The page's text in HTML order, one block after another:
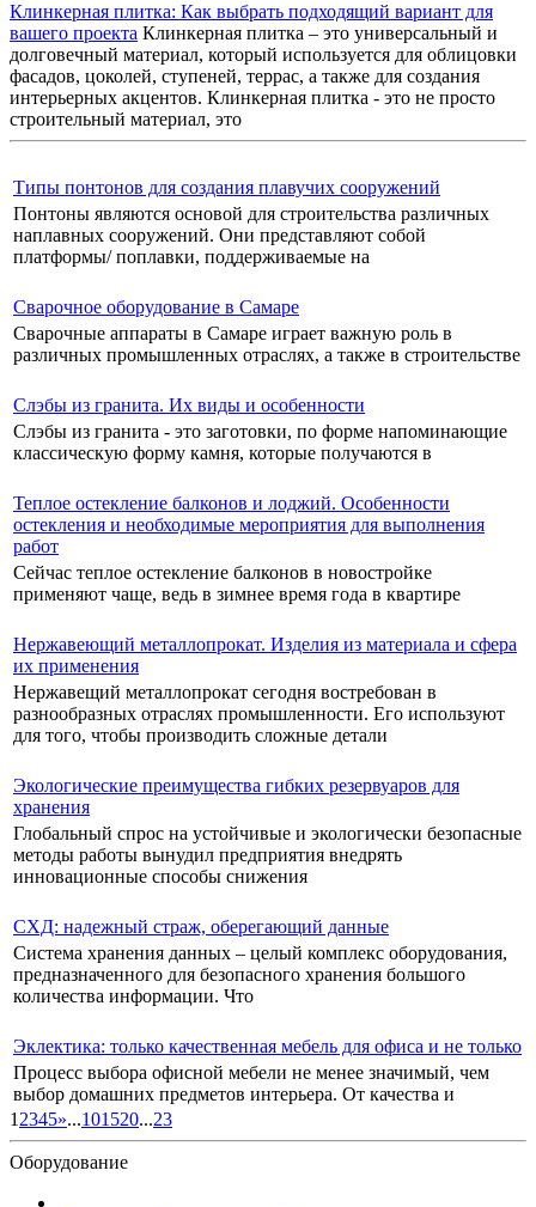
Клинкерная плитка: Как выбрать подходящий вариант для
вашего проекта Клинкерная плитка – это универсальный и
долговечный материал, который используется для облицовки
фасадов, цоколей, ступеней, террас, а также для создания
интерьерных акцентов. Клинкерная плитка - это не просто
строительный материал, это
Типы понтонов для создания плавучих сооружений
Понтоны являются основой для строительства различных
наплавных сооружений. Они представляют собой
платформы/ поплавки, поддерживаемые на
Сварочное оборудование в Самаре
Сварочные аппараты в Самаре играет важную роль в
различных промышленных отраслях, а также в строительстве
Слэбы из гранита. Их виды и особенности
Слэбы из гранита - это заготовки, по форме напоминающие
классическую форму камня, которые получаются в
Теплое остекление балконов и лоджий. Особенности
остекления и необходимые мероприятия для выполнения
работ
Сейчас теплое остекление балконов в новостройке
применяют чаще, ведь в зимнее время года в квартире
Нержавеющий металлопрокат. Изделия из материала и сфера
их применения
Нержавещий металлопрокат сегодня востребован в
разнообразных отраслях промышленности. Его используют
для того, чтобы производить сложные детали
Экологические преимущества гибких резервуаров для
хранения
Глобальный спрос на устойчивые и экологически безопасные
методы работы вынудил предприятия внедрять
инновационные способы снижения
СХД: надежный страж, оберегающий данные
Система хранения данных – целый комплекс оборудования,
предназначенного для безопасного хранения большого
количества информации. Что
Эклектика: только качественная мебель для офиса и не только
Процесс выбора офисной мебели не менее значимый, чем
выбор домашних предметов интерьера. От качества и
1 2345»...101520...23
Оборудование